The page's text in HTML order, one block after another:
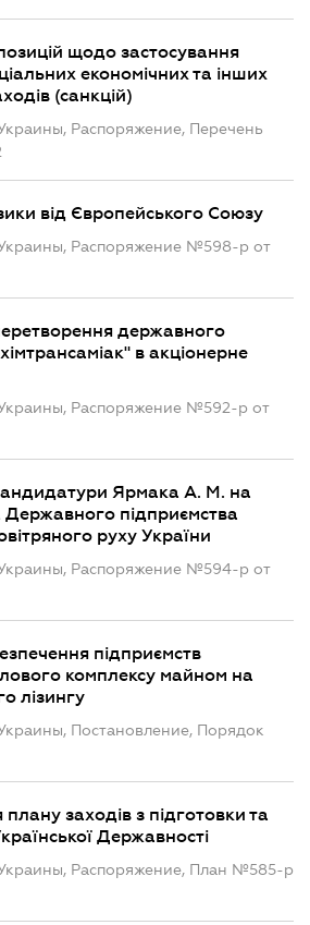
щодо застосування
економічних та інших
(санкцій)
Распоряжение, Перечень
від Європейського Союзу
Распоряжение №598-р от
державного
в акціонерне
Распоряжение №592-р от
Ярмака А. М. на
підприємства
руху України
Распоряжение №594-р от
підприємств
комплексу майном на
лізингу
Постановление, Порядок
заходів з підготовки та
Державності
Распоряжение, План №585-р